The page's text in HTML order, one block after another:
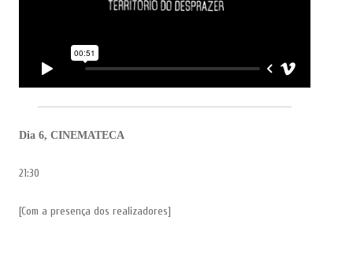
Dia 6, CINEMATECA
21:30
[Com a presença dos realizadores]